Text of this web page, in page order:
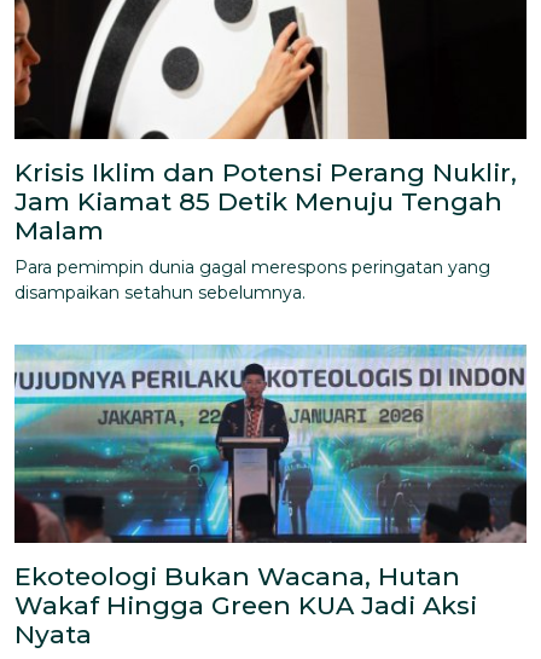
Krisis Iklim dan Potensi Perang Nuklir,
Jam Kiamat 85 Detik Menuju Tengah
Malam
Para pemimpin dunia gagal merespons peringatan yang
disampaikan setahun sebelumnya.
Ekoteologi Bukan Wacana, Hutan
Wakaf Hingga Green KUA Jadi Aksi
Nyata